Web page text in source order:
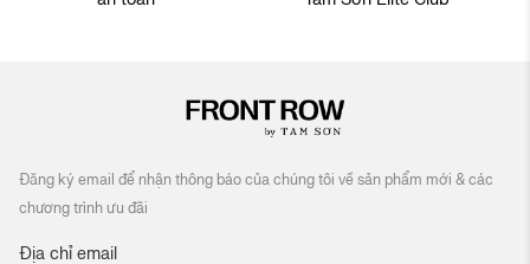
Đăng ký email để nhận thông báo của chúng tôi về sản phẩm mới & các
chương trình ưu đãi
Đ